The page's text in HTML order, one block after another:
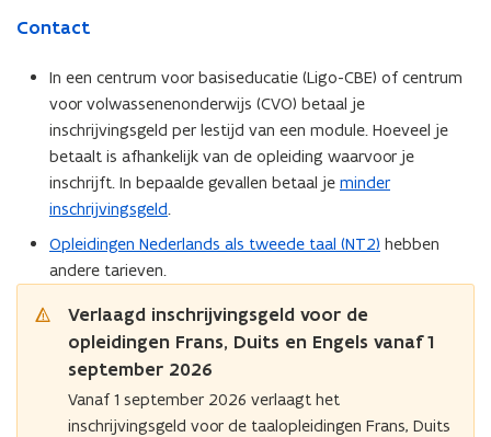
Contact
In een centrum voor basiseducatie (Ligo-CBE) of centrum
voor volwassenenonderwijs (CVO) betaal je
inschrijvingsgeld per lestijd van een module. Hoeveel je
betaalt is afhankelijk van de opleiding waarvoor je
inschrijft. In bepaalde gevallen betaal je minder
inschrijvingsgeld.
Opleidingen Nederlands als tweede taal (NT2) hebben
andere tarieven.
Verlaagd inschrijvingsgeld voor de
opleidingen Frans, Duits en Engels vanaf 1
september 2026
Vanaf 1 september 2026 verlaagt het
inschrijvingsgeld voor de taalopleidingen Frans, Duits